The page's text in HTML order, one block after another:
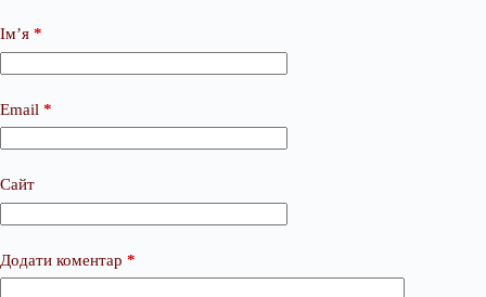
Ім’я *
Email *
Сайт
Додати коментар *